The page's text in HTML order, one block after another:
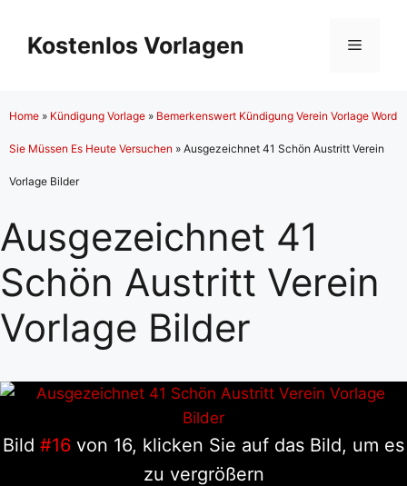
Inhalt
springen
Kostenlos Vorlagen Menü
Home » Kündigung Vorlage » Bemerkenswert Kündigung Verein Vorlage Word
Sie Müssen Es Heute Versuchen » Ausgezeichnet 41 Schön Austritt Verein
Vorlage Bilder
Ausgezeichnet 41
Schön Austritt Verein
Vorlage Bilder
Bild #16 von 16, klicken Sie auf das Bild, um es
zu vergrößern